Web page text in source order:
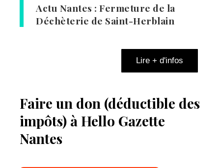
Actu Nantes : Fermeture de la
Déchèterie de Saint-Herblain
Lire + d'infos
Faire un don (déductible des
impôts) à Hello Gazette
Nantes